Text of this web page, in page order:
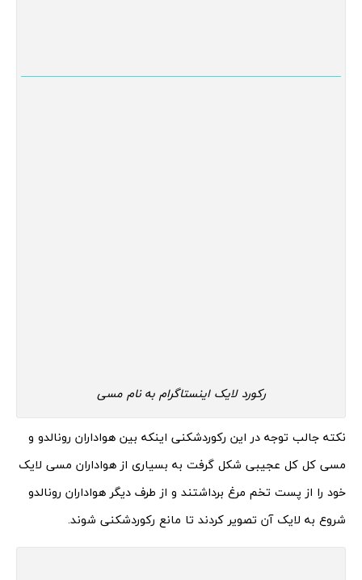
رکورد لایک اینستاگرام به نام مسی
نکته جالب توجه در این رکوردشکنی اینکه بین هواداران رونالدو و
مسی کل کل عجیبی شکل گرفت به بسیاری از هواداران مسی لایک
خود را از پست تخم مرغ برداشتند و از طرف دیگر هواداران رونالدو
شروع به لایک آن تصویر کردند تا مانع رکوردشکنی شوند.